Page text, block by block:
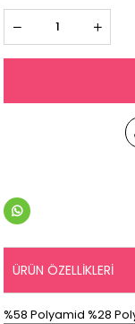
ÜRÜN ÖZELLIKLERI
%58 Polyamid %28